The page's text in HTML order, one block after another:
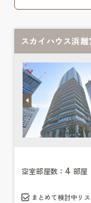
スカイハウス浜離
空室部屋数： 4 部屋
まとめて検討中リ